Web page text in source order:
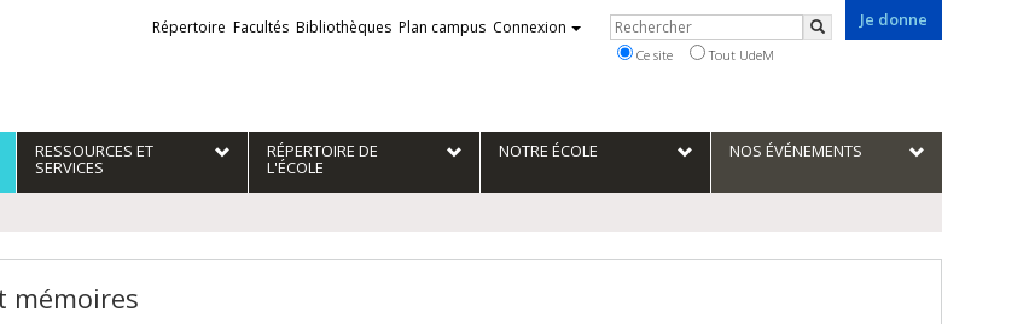
Je donne
Liens
externes
Répertoire Facultés Bibliothèques Plan campus Connexion Rechercher
Rechercher
Ce site Tout UdeM
RESSOURCES ET
SERVICES
RÉPERTOIRE DE
L'ÉCOLE
NOTRE ÉCOLE NOS ÉVÉNEMENTS
mémoires